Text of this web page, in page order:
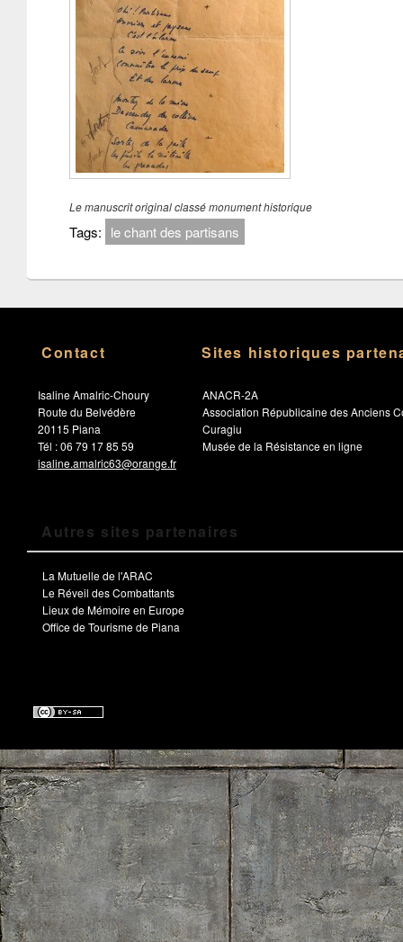
Le manuscrit original classé monument historique
Tags: le chant des partisans
Contact
Isaline Amalric-Choury
Route du Belvédère
20115 Piana
Tél : 06 79 17 85 59
isaline.amalric63@orange.fr
Sites historiques
ANACR-2A
Association Républicaine des Anciens
Curagiu
Musée de la Résistance en ligne
Autres sites partenaires
La Mutuelle de l'ARAC
Le Réveil des Combattants
Lieux de Mémoire en Europe
Office de Tourisme de Piana